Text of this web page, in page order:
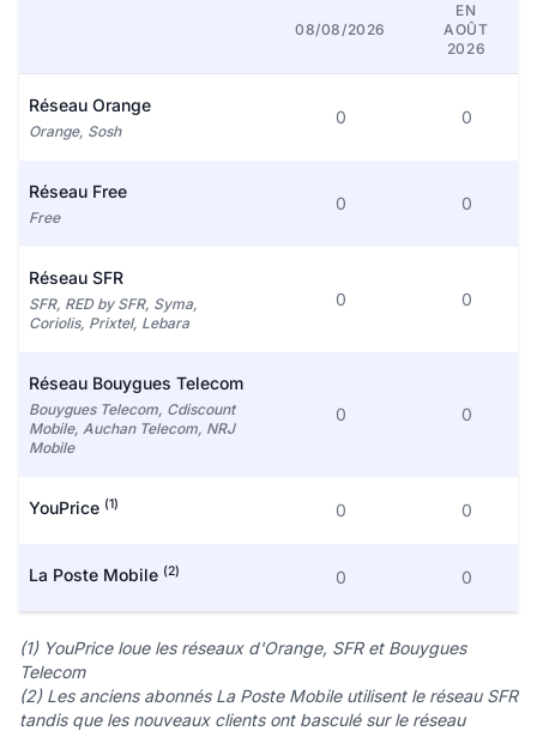
08/08/2026
EN
AOÛT
2026
Réseau Orange
Orange, Sosh
0 0
Réseau Free
Free
0 0
Réseau SFR
SFR, RED by SFR, Syma,
Coriolis, Prixtel, Lebara
0 0
Réseau Bouygues Telecom
Bouygues Telecom, Cdiscount
Mobile, Auchan Telecom, NRJ
Mobile
0 0
YouPrice (1) 0 0
La Poste Mobile (2) 0 0
(1) YouPrice loue les réseaux d'Orange, SFR et Bouygues
Telecom
(2) Les anciens abonnés La Poste Mobile utilisent le réseau SFR
tandis que les nouveaux clients ont basculé sur le réseau